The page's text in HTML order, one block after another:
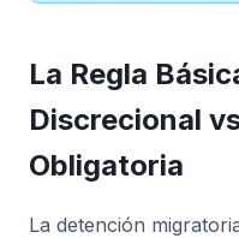
La Regla
Discrecional
Obligatoria
La detención